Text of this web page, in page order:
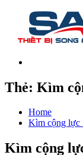
Thẻ: Kìm
Home
Kìm cộng lực
Kìm cộng